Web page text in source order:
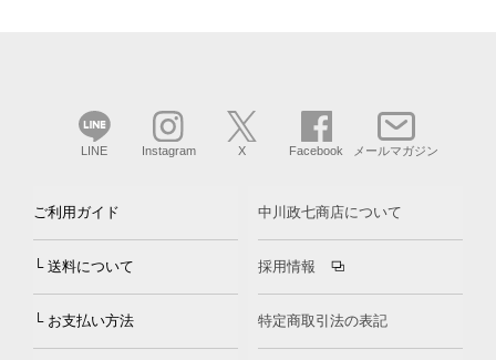
LINE Instagram X Facebook メールマガジン
ご利用ガイド
└ 送料について
└ お支払い方法
中川政七商店について
採用情報
特定商取引法の表記